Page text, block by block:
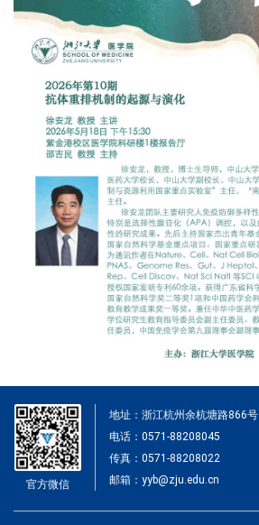
官方微信
地址：浙江杭州余杭塘路866号
电话：0571-88208045
传真：0571-88208022
邮箱：yyb@zju.edu.cn